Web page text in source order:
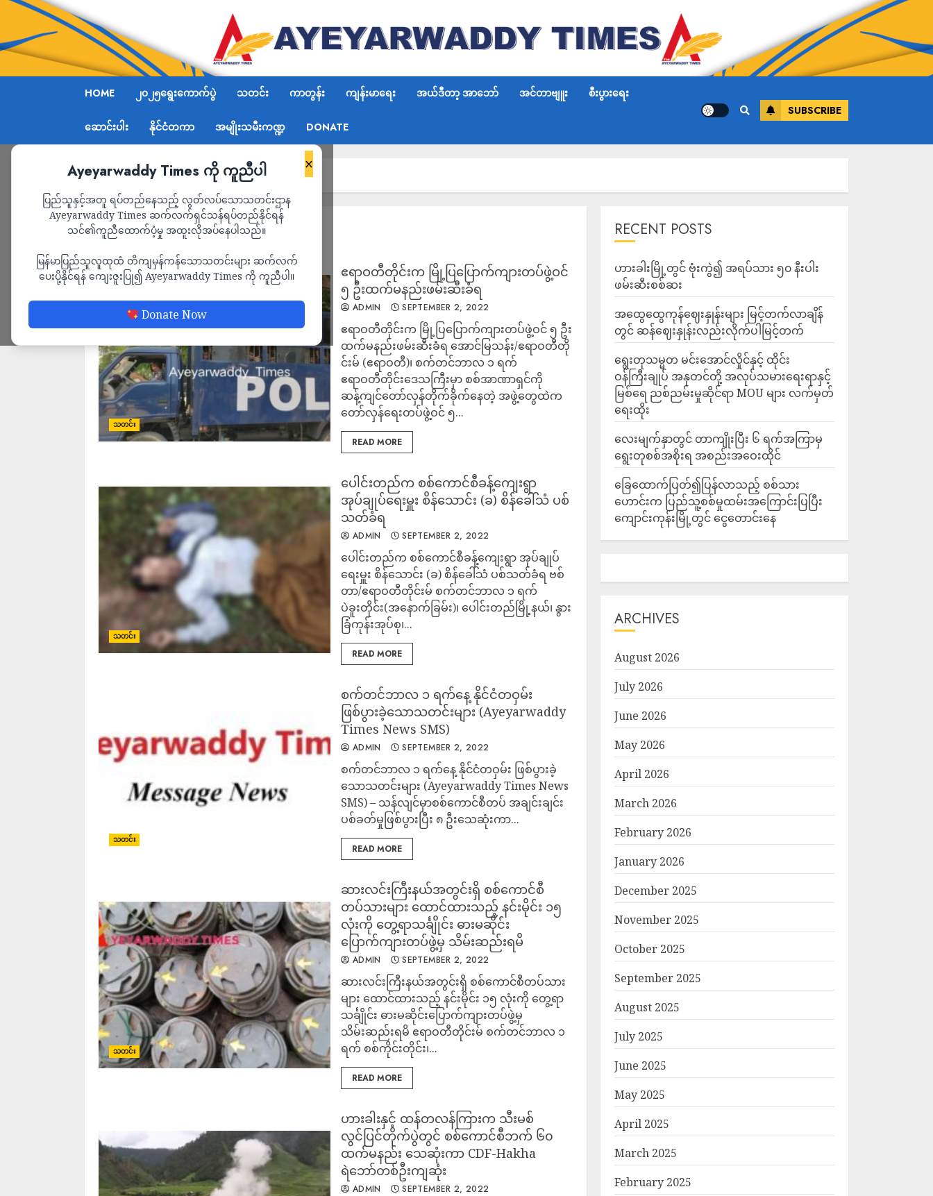
HOME ၂၀၂၅ရွေးကောက်ပွဲ သတင်း ကာတွန်း ကျန်းမာရေး အယ်ဒီတာ့ အာဘော် အင်တာဗျူး စီးပွားရေး
ဆောင်းပါး နိုင်ငံတကာ အမျိုးသမီးကဏ္ဍ DONATE
SUBSCRIBE
×
Ayeyarwaddy Times ကို ကူညီပါ
ပြည်သူနှင့်အတူ ရပ်တည်နေသည့် လွတ်လပ်သောသတင်းဌာန
Ayeyarwaddy Times ဆက်လက်ရှင်သန်ရပ်တည်နိုင်ရန်
သင်၏ကူညီထောက်ပံ့မှု အထူးလိုအပ်နေပါသည်။
မြန်မာပြည်သူလူထုထံ တိကျမှန်ကန်သောသတင်းများ ဆက်လက်
ပေးပို့နိုင်ရန် ကျေးဇူးပြု၍ Ayeyarwaddy Times ကို ကူညီပါ။
Donate Now
Home သတင်း Page 1,589
သတင်း
သတင်း
ဧရာဝတီတိုင်းက မြို့ပြပြောက်ကျားတပ်ဖွဲ့ဝင်
၅ ဦးထက်မနည်းဖမ်းဆီးခံရ
ADMIN SEPTEMBER 2, 2022
ဧရာဝတီတိုင်းက မြို့ပြပြောက်ကျားတပ်ဖွဲ့ဝင် ၅ ဦး
ထက်မနည်းဖမ်းဆီးခံရ အောင်မြသန်း/ဧရာဝတီတို
င်းမ် (ဧရာဝတီ)၊ စက်တင်ဘာလ ၁ ရက်
ဧရာဝတီတိုင်းဒေသကြီးမှာ စစ်အာဏာရှင်ကို
ဆန့်ကျင်တော်လှန်တိုက်ခိုက်နေတဲ့ အဖွဲ့တွေထဲက
တော်လှန်ရေးတပ်ဖွဲ့ဝင် ၅...
READ MORE
သတင်း
ပေါင်းတည်က စစ်ကောင်စီခန့်ကျေးရွာ
အုပ်ချုပ်ရေးမှူး စိန်သောင်း (ခ) စိန်ခေါ်သံ ပစ်
သတ်ခံရ
ADMIN SEPTEMBER 2, 2022
ပေါင်းတည်က စစ်ကောင်စီခန့်ကျေးရွာ အုပ်ချုပ်
ရေးမှူး စိန်သောင်း (ခ) စိန်ခေါ်သံ ပစ်သတ်ခံရ ဗစ်
တာ/ဧရာဝတီတိုင်းမ် စက်တင်ဘာလ ၁ ရက်
ပဲခူးတိုင်း(အနောက်ခြမ်း)၊ ပေါင်းတည်မြို့နယ်၊ နွား
ခြံကုန်းအုပ်စု၊...
READ MORE
သတင်း
စက်တင်ဘာလ ၁ ရက်နေ့ နိုင်ငံတဝှမ်း
ဖြစ်ပွားခဲ့သောသတင်းများ (Ayeyarwaddy
Times News SMS)
ADMIN SEPTEMBER 2, 2022
စက်တင်ဘာလ ၁ ရက်နေ့ နိုင်ငံတဝှမ်း ဖြစ်ပွားခဲ့
သောသတင်းများ (Ayeyarwaddy Times News
SMS) – သန်လျင်မှာစစ်ကောင်စီတပ် အချင်းချင်း
ပစ်ခတ်မှုဖြစ်ပွားပြီး ၈ ဦးသေဆုံးကာ...
READ MORE
သတင်း
ဆားလင်းကြီးနယ်အတွင်းရှိ စစ်ကောင်စီ
တပ်သားများ ထောင်ထားသည့် နင်းမိုင်း ၁၅
လုံးကို တွေ့ရာသင်္ချိုင်း ဓားမဆိုင်း
ပြောက်ကျားတပ်ဖွဲ့မှ သိမ်းဆည်းရမိ
ADMIN SEPTEMBER 2, 2022
ဆားလင်းကြီးနယ်အတွင်းရှိ စစ်ကောင်စီတပ်သား
များ ထောင်ထားသည့် နင်းမိုင်း ၁၅ လုံးကို တွေ့ရာ
သင်္ချိုင်း ဓားမဆိုင်းပြောက်ကျားတပ်ဖွဲ့မှ
သိမ်းဆည်းရမိ ဧရာဝတီတိုင်းမ် စက်တင်ဘာလ ၁
ရက် စစ်ကိုင်းတိုင်း၊...
READ MORE
ဟားခါးနှင့် ထန်တလန်ကြားက သီးမစ်
လွင်ပြင်တိုက်ပွဲတွင် စစ်ကောင်စီဘက် ၆၀
ထက်မနည်း သေဆုံးကာ CDF-Hakha
ရဲဘော်တစ်ဦးကျဆုံး
ADMIN SEPTEMBER 2, 2022
RECENT POSTS
ဟားခါးမြို့တွင် ဗုံးကွဲ၍ အရပ်သား ၅၀ နီးပါး
ဖမ်းဆီးစစ်ဆး
အထွေထွေကုန်ဈေးနှုန်းများ မြင့်တက်လာချိန်
တွင် ဆန်ဈေးနှုန်းလည်းလိုက်ပါမြင့်တက်
ရွေးတုသမ္မတ မင်းအောင်လှိုင်နှင့် ထိုင်း
ဝန်ကြီးချုပ် အနုတင်တို့ အလုပ်သမားရေးရာနှင့်
မြစ်ရေ ညစ်ညမ်းမှုဆိုင်ရာ MOU များ လက်မှတ်
ရေးထိုး
လေးမျက်နှာတွင် တာကျိုးပြီး ၆ ရက်အကြာမှ
ရွေးတုစစ်အစိုးရ အစည်းအဝေးထိုင်
ခြေထောက်ပြတ်၍ပြန်လာသည့် စစ်သား
ဟောင်းက ပြည်သူ့စစ်မှုထမ်းအကြောင်းပြပြီး
ကျောင်းကုန်းမြို့တွင် ငွေတောင်းနေ
ARCHIVES
August 2026
July 2026
June 2026
May 2026
April 2026
March 2026
February 2026
January 2026
December 2025
November 2025
October 2025
September 2025
August 2025
July 2025
June 2025
May 2025
April 2025
March 2025
February 2025